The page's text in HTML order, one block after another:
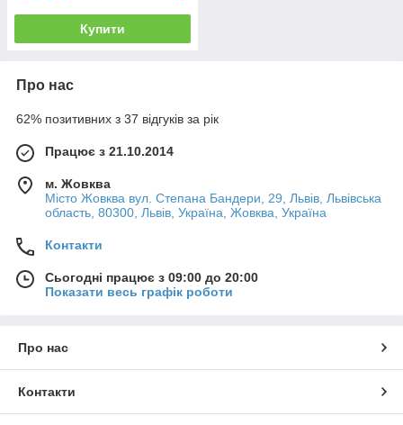
Купити
Про нас
62% позитивних з 37 відгуків за рік
Працює з 21.10.2014
м. Жовква
Місто Жовква вул. Степана Бандери, 29, Львів, Львівська
область, 80300, Львів, Україна, Жовква, Україна
Контакти
Сьогодні працює з 09:00 до 20:00
Показати весь графік роботи
Про нас
Контакти